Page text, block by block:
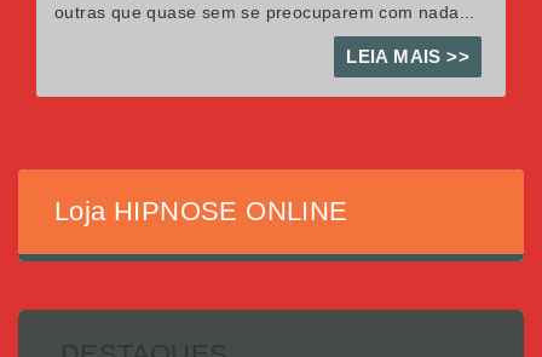
outras que quase sem se preocuparem com nada...
LEIA MAIS >>
Loja HIPNOSE ONLINE